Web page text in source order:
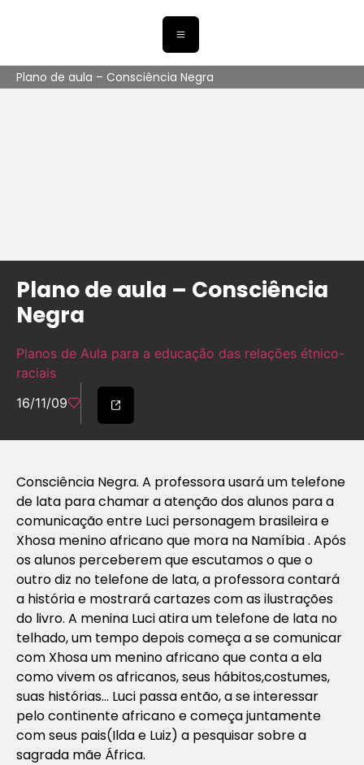
Plano de aula – Consciência Negra
Plano de aula – Consciência
Negra
Planos de Aula para a educação das relações étnico-
raciais
16/11/09
Consciência Negra. A professora usará um telefone
de lata para chamar a atenção dos alunos para a
comunicação entre Luci personagem brasileira e
Xhosa menino africano que mora na Namíbia . Após
os alunos perceberem que escutamos o que o
outro diz no telefone de lata, a professora contará
a história e mostrará cartazes com as ilustrações
do livro. A menina Luci atira um telefone de lata no
telhado, um tempo depois começa a se comunicar
com Xhosa um menino africano que conta a ela
como vivem os africanos, seus hábitos,costumes,
suas histórias… Luci passa então, a se interessar
pelo continente africano e começa juntamente
com seus pais(Ilda e Luiz) a pesquisar sobre a
sagrada mãe África.